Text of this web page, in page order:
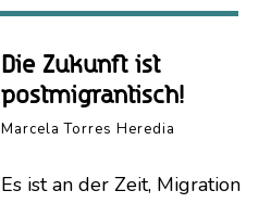
Die Zukunft ist
postmigrantisch!
Marcela Torres Heredia
Es ist an der Zeit, Migration